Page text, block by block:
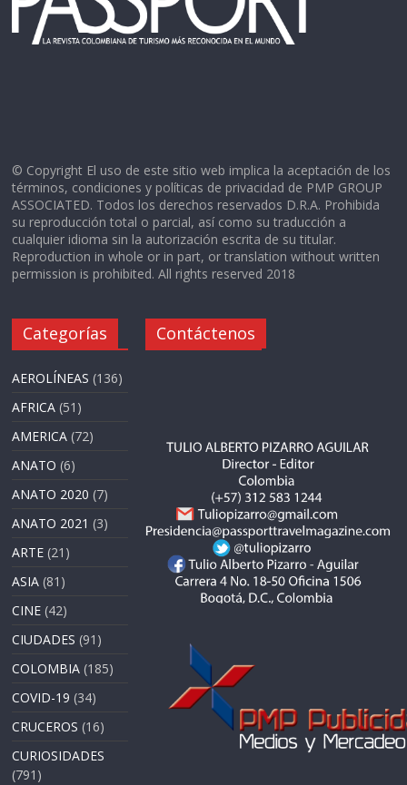
© Copyright El uso de este sitio web implica la aceptación de los
términos, condiciones y políticas de privacidad de PMP GROUP
ASSOCIATED. Todos los derechos reservados D.R.A. Prohibida
su reproducción total o parcial, así como su traducción a
cualquier idioma sin la autorización escrita de su titular.
Reproduction in whole or in part, or translation without written
permission is prohibited. All rights reserved 2018
Categorías
AEROLÍNEAS (136)
AFRICA (51)
AMERICA (72)
ANATO (6)
ANATO 2020 (7)
ANATO 2021 (3)
ARTE (21)
ASIA (81)
CINE (42)
CIUDADES (91)
COLOMBIA (185)
COVID-19 (34)
CRUCEROS (16)
CURIOSIDADES
(791)
Contáctenos